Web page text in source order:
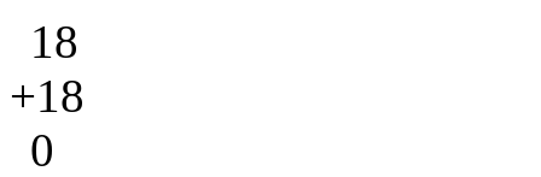
18
+18
0